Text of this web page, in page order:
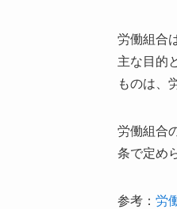
労働組合
主な目的
ものは、
労働組合
条で定め
参考： 労